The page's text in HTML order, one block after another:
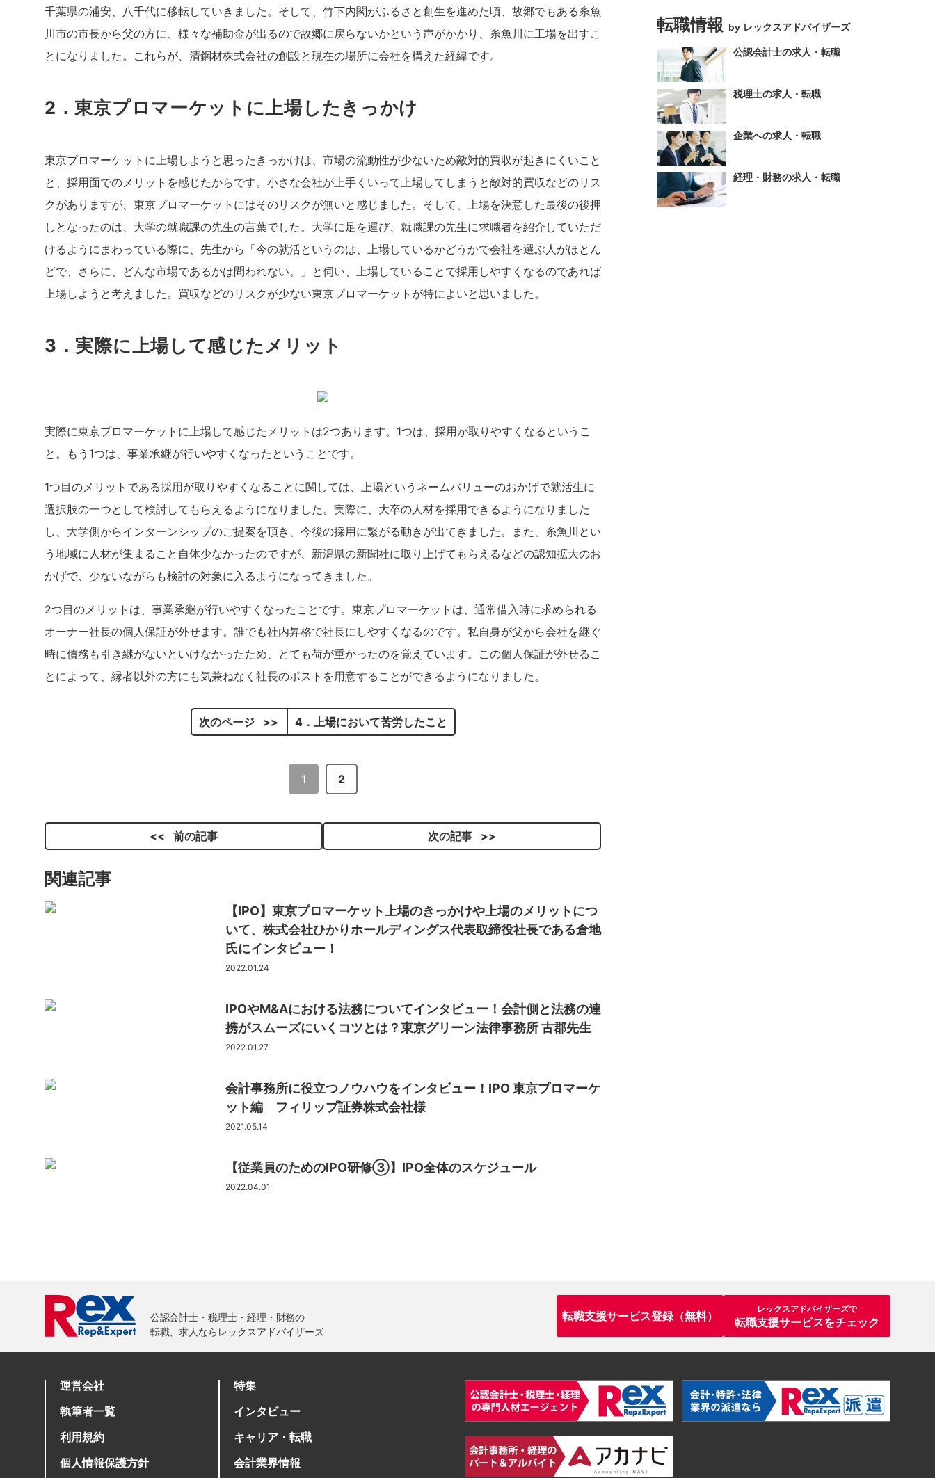
千葉県の浦安、八千代に移転していきました。そして、竹下内閣がふるさと創生を進めた頃、故郷でもある糸魚
川市の市長から父の方に、様々な補助金が出るので故郷に戻らないかという声がかかり、糸魚川に工場を出すこ
とになりました。これらが、清鋼材株式会社の創設と現在の場所に会社を構えた経緯です。
2．東京プロマーケットに上場したきっかけ
東京プロマーケットに上場しようと思ったきっかけは、市場の流動性が少ないため敵対的買収が起きにくいこと
と、採用面でのメリットを感じたからです。小さな会社が上手くいって上場してしまうと敵対的買収などのリス
クがありますが、東京プロマーケットにはそのリスクが無いと感じました。そして、上場を決意した最後の後押
しとなったのは、大学の就職課の先生の言葉でした。大学に足を運び、就職課の先生に求職者を紹介していただ
けるようにまわっている際に、先生から「今の就活というのは、上場しているかどうかで会社を選ぶ人がほとん
どで、さらに、どんな市場であるかは問われない。」と伺い、上場していることで採用しやすくなるのであれば
上場しようと考えました。買収などのリスクが少ない東京プロマーケットが特によいと思いました。
3．実際に上場して感じたメリット
実際に東京プロマーケットに上場して感じたメリットは2つあります。1つは、採用が取りやすくなるというこ
と。もう1つは、事業承継が行いやすくなったということです。
1つ目のメリットである採用が取りやすくなることに関しては、上場というネームバリューのおかげで就活生に
選択肢の一つとして検討してもらえるようになりました。実際に、大卒の人材を採用できるようになりました
し、大学側からインターンシップのご提案を頂き、今後の採用に繋がる動きが出てきました。また、糸魚川とい
う地域に人材が集まること自体少なかったのですが、新潟県の新聞社に取り上げてもらえるなどの認知拡大のお
かげで、少ないながらも検討の対象に入るようになってきました。
2つ目のメリットは、事業承継が行いやすくなったことです。東京プロマーケットは、通常借入時に求められる
オーナー社長の個人保証が外せます。誰でも社内昇格で社長にしやすくなるのです。私自身が父から会社を継ぐ
時に債務も引き継がないといけなかったため、とても荷が重かったのを覚えています。この個人保証が外せるこ
とによって、縁者以外の方にも気兼ねなく社長のポストを用意することができるようになりました。
次のページ 4．上場において苦労したこと
1 2
前の記事 次の記事
関連記事
【IPO】東京プロマーケット上場のきっかけや上場のメリットにつ
いて、株式会社ひかりホールディングス代表取締役社長である倉地
氏にインタビュー！
2022.01.24
IPOやM&Aにおける法務についてインタビュー！会計側と法務の連
携がスムーズにいくコツとは？東京グリーン法律事務所 古郡先生
2022.01.27
会計事務所に役立つノウハウをインタビュー！IPO 東京プロマーケ
ット編 フィリップ証券株式会社様
2021.05.14
【従業員のためのIPO研修③】IPO全体のスケジュール
2022.04.01
転職情報 by レックスアドバイザーズ
公認会計士の求人・転職
税理士の求人・転職
企業への求人・転職
経理・財務の求人・転職
転職支援サービス登録（無料）
レックスアドバイザーズで
転職支援サービスをチェック
運営会社
執筆者一覧
利用規約
個人情報保護方針
特集
インタビュー
キャリア・転職
会計業界情報